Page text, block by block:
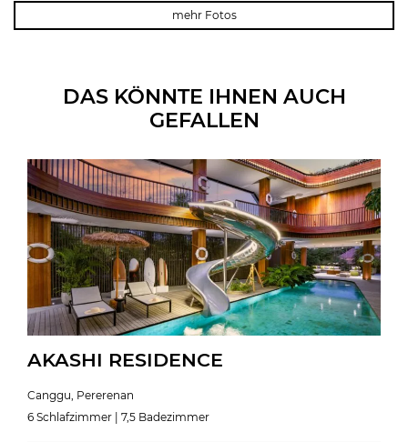
mehr Fotos
DAS KÖNNTE IHNEN AUCH
GEFALLEN
AKASHI RESIDENCE
Canggu, Pererenan
6 Schlafzimmer | 7,5 Badezimmer